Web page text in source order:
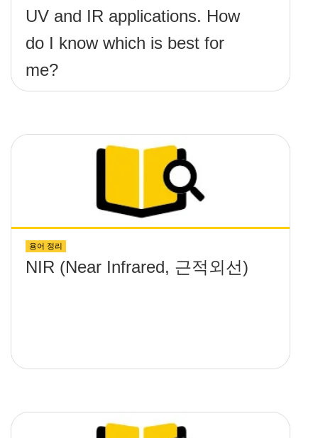
UV and IR applications. How
do I know which is best for
me?
용어 정리
NIR (Near Infrared, 근적외선)